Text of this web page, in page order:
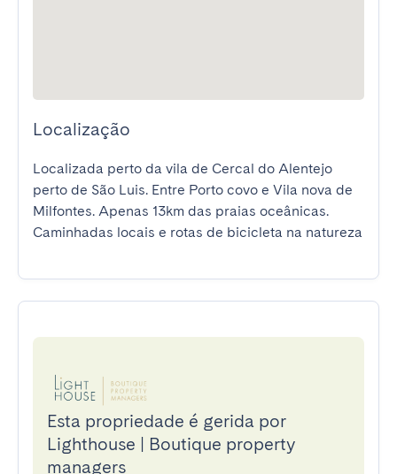
Localização
Localizada perto da vila de Cercal do Alentejo
perto de São Luis. Entre Porto covo e Vila nova de
Milfontes. Apenas 13km das praias oceânicas.
Caminhadas locais e rotas de bicicleta na natureza
Esta propriedade é gerida por
Lighthouse | Boutique property
managers